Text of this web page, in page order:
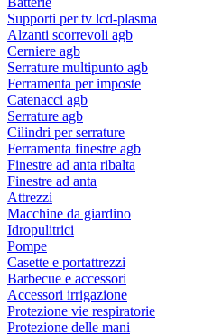
Supporti per tv lcd-plasma
Alzanti scorrevoli agb
Cerniere agb
Serrature multipunto agb
Ferramenta per imposte
Catenacci agb
Serrature agb
Cilindri per serrature
Ferramenta finestre agb
Finestre ad anta ribalta
Finestre ad anta
Attrezzi
Macchine da giardino
Idropulitrici
Pompe
Casette e portattrezzi
Barbecue e accessori
Accessori irrigazione
Protezione vie respiratorie
Protezione delle mani